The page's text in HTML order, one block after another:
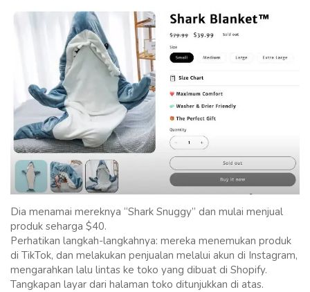
Dia menamai mereknya “Shark Snuggy” dan mulai menjual
produk seharga $40.
Perhatikan langkah-langkahnya: mereka menemukan produk
di TikTok, dan melakukan penjualan melalui akun di Instagram,
mengarahkan lalu lintas ke toko yang dibuat di Shopify.
Tangkapan layar dari halaman toko ditunjukkan di atas.